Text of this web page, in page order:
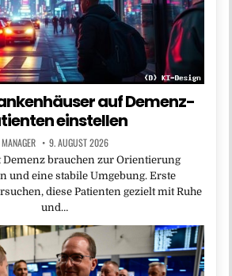
auf Demenz-
einstellen
MANAGER 9. AUGUST 2026
Demenz brauchen zur Orientierung
und eine stabile Umgebung. Erste
diese Patienten gezielt mit Ruhe
und…